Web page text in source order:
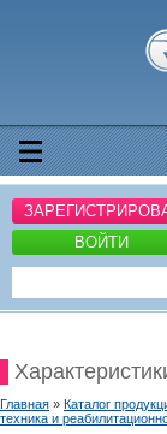
ВОЙТИ
Главная » Каталог
техника и